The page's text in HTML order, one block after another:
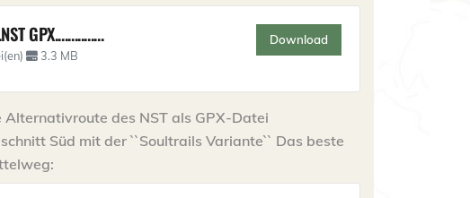
GPX...............
3.3 MB
Download
Alternativroute des NST als GPX-Datei
Süd mit der ``Soultrails Variante`` Das beste